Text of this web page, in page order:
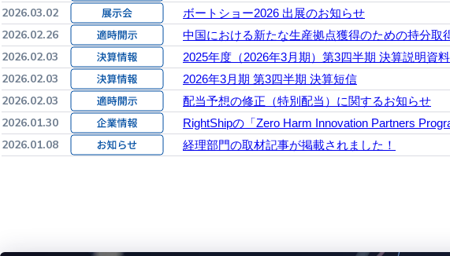
2026.03.02 ボートショー2026 出展のお知らせ
2026.02.26 中国における新たな生産拠点獲得のための持分取
2026.02.03 2025年度（2026年3月期）第3四半期 決算説明資料
2026.02.03 2026年3月期 第3四半期 決算短信
2026.02.03 配当予想の修正（特別配当）に関するお知らせ
2026.01.30 RightShipの「Zero Harm Innovation Partners
2026.01.08 経理部門の取材記事が掲載されました！